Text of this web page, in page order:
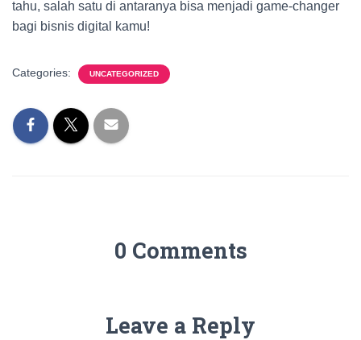
tahu, salah satu di antaranya bisa menjadi game-changer
bagi bisnis digital kamu!
Categories: UNCATEGORIZED
0 Comments
Leave a Reply